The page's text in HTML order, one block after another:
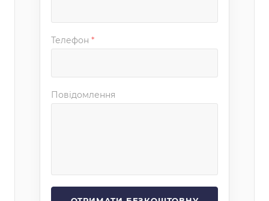
Телефон *
Повідомлення